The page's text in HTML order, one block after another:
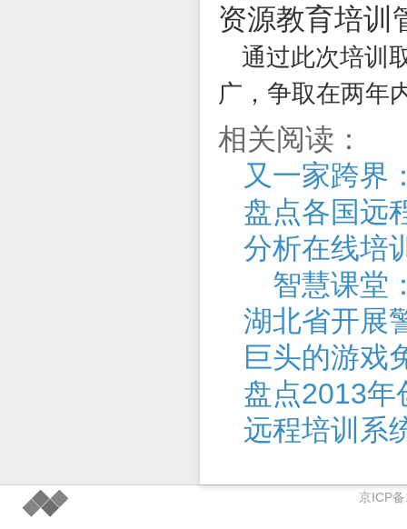
资源教育培训
通过此次培训
广，争取在两年
相关阅读：
又一家跨界
盘点各国远
分析在线培
智慧课堂
湖北省开展
巨头的游戏
盘点2013年
远程培训系
京ICP